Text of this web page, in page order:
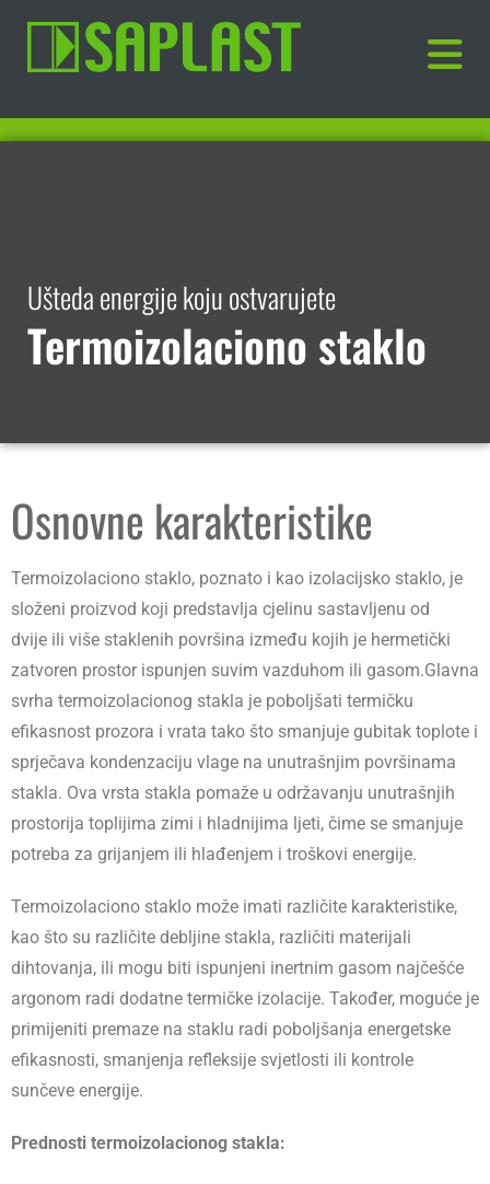
Ušteda energije koju ostvarujete
Termoizolaciono staklo
Osnovne karakteristike
Termoizolaciono staklo, poznato i kao izolacijsko staklo, je
složeni proizvod koji predstavlja cjelinu sastavljenu od
dvije ili više staklenih površina između kojih je hermetički
zatvoren prostor ispunjen suvim vazduhom ili gasom.Glavna
svrha termoizolacionog stakla je poboljšati termičku
efikasnost prozora i vrata tako što smanjuje gubitak toplote i
sprječava kondenzaciju vlage na unutrašnjim površinama
stakla. Ova vrsta stakla pomaže u održavanju unutrašnjih
prostorija toplijima zimi i hladnijima ljeti, čime se smanjuje
potreba za grijanjem ili hlađenjem i troškovi energije.
Termoizolaciono staklo može imati različite karakteristike,
kao što su različite debljine stakla, različiti materijali
dihtovanja, ili mogu biti ispunjeni inertnim gasom najčešće
argonom radi dodatne termičke izolacije. Također, moguće je
primijeniti premaze na staklu radi poboljšanja energetske
efikasnosti, smanjenja refleksije svjetlosti ili kontrole
sunčeve energije.
Prednosti termoizolacionog stakla: